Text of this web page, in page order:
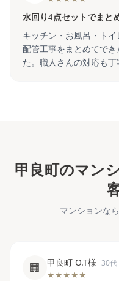
水回り4点セットでまと
キッチン・お風呂・トイ
配管工事をまとめてで
た。職人さんの対応も丁
甲良町のマン
マンションな
🏢 甲良町 O.T様 30代
★★★★★